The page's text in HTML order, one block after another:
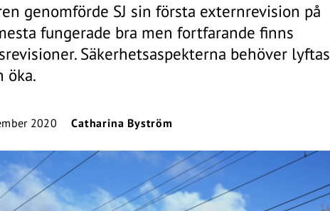
genomförde SJ sin första externrevision på
fungerade bra men fortfarande finns
Säkerhetsaspekterna behöver lyftas
öka.
2020 Catharina Byström